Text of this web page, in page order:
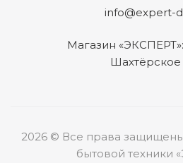
info@expert-
Магазин
2026 © Все права
бытовой техники